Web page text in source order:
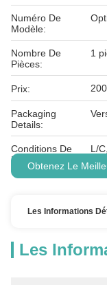
Numéro De
Modèle:
Nombre De
Pièces:
1
Prix:
Packaging
Details:
Conditions De
Paiement:
L/
Obtenez Le
Les Informations
Les